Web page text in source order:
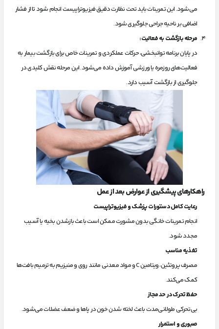
می‌شود. این تمرینات باید تحت نظارت دقیق فیزیوتراپیست انجام شود تا از فشار
اضافی بر ناحیه جراحی جلوگیری شود.
مرحله بازگشت به فعالیت:
در پایان برنامه توانبخشی، حرکات عملکردی و تمرینات خاص برای بازگشت بیمار به
فعالیت‌های روزمره یا ورزشی آموزش داده می‌شود. این مرحله نقش کلیدی در
جلوگیری از بازگشت آسیب دارد.
راهکارهای پیشگیری از عوارض بعد از عمل
رعایت کامل دستورات پزشک و فیزیوتراپیست
انجام تمرینات خانگی بدون مشورت ممکن است باعث بازشدن بخیه یا آسیب
مجدد شود.
تغذیه مناسب
مصرف پروتئین، ویتامین C و مواد معدنی مانند روی و منیزیم به ترمیم بافت‌ها
کمک می‌کند.
حفظ تحرک در حد مجاز
بی‌تحرکی طولانی‌مدت باعث لخته شدن خون در پاها و ضعف عضلات می‌شود.
صبوری و استمرار